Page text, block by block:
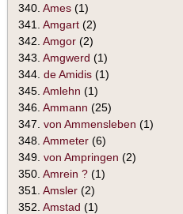
340. Ames (1)
341. Amgart (2)
342. Amgor (2)
343. Amgwerd (1)
344. de Amidis (1)
345. Amlehn (1)
346. Ammann (25)
347. von Ammensleben (1)
348. Ammeter (6)
349. von Ampringen (2)
350. Amrein ? (1)
351. Amsler (2)
352. Amstad (1)